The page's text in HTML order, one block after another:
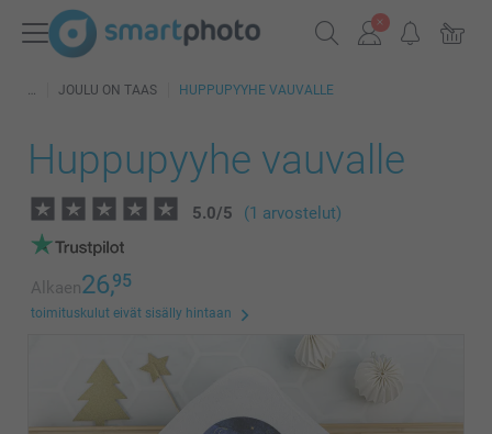
JOULU ON TAAS HUPPUPYYHE VAUVALLE
Huppupyyhe vauvalle
5.0/5 (1 arvostelut)
Alkaen26,95
toimituskulut eivät sisälly hintaan